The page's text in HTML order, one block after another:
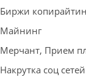
Биржи
Майнинг
Мерчант, Прием
Накрутка соц сетей